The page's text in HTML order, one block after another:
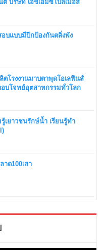
ต์ บริษัท เอ็ชเอ็มซีโปลีเมอส์
อบแบบมีปีกป้องกันตลิ่งพัง
ตโรงงานมาบตาพุดโอเลฟินส์
อบโจทย์อุตสาหกรรมทั่วโลก
เยาวชนรักษ์น้ำ เรียนรู้ทำ
ด100เสา